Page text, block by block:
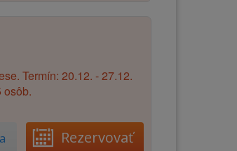
Termín: 20.12. - 27.12.
osôb.
Rezervovať